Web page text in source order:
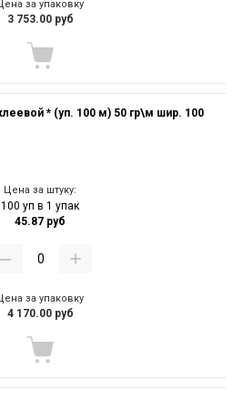
за упаковку
3 753.00 руб
* (уп. 100 м) 50 гр\м шир. 100
Цена за штуку:
100 уп в 1 упак
45.87 руб
за упаковку
4 170.00 руб